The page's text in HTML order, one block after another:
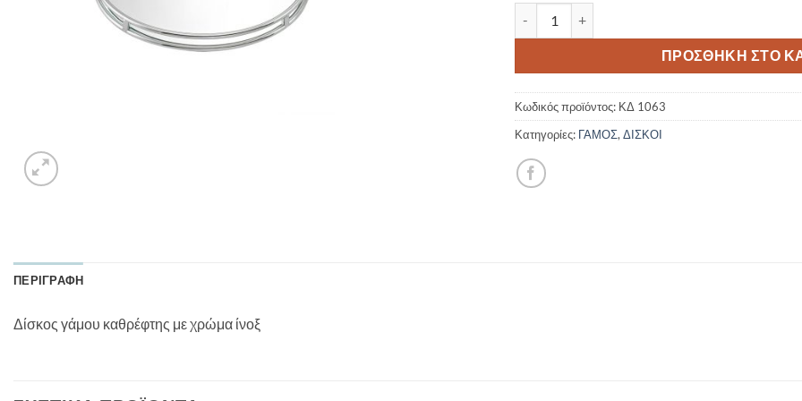
ΠΡΟΣΘΉΚΗ ΣΤΟ
Κωδικός προϊόντος: ΚΔ 1063
Κατηγορίες: ΓΑΜΟΣ, ΔΙΣΚΟΙ
ΠΕΡΙΓΡΑΦΉ
Δίσκος γάμου καθρέφτης με χρώμα ίνοξ